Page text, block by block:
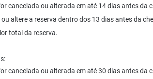
cancelada ou alterada em até 14 dias antes da
ou altere a reserva dentro dos 13 dias antes da
total da reserva.
cancelada ou alterada em até 30 dias antes da